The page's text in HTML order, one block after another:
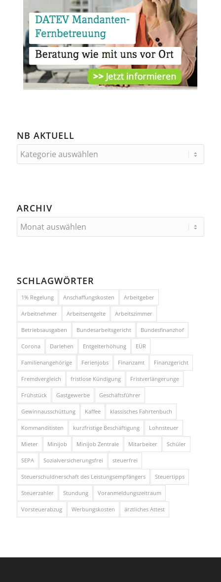
NB AKTUELL
ARCHIV
SCHLAGWÖRTER
1% Regelung Anschaffungskosten Arbeitgeber
Arbeitnehmer Arbeitsentgelte Arbeitszimmer
Betriebsausgaben Bundesarbeitsgericht Bundesfinanzhof
Corona Darlehen Entgelterhöhung EÜR
Familienangehörige Ferienjobs Finanzamt Finanzgericht
Fremdvergleich fristlose Kündigung Fristverlängerunge
Frühstück Gastgewerbe Geschäftsführer
Gewinnausschüttung Kaffee klassisches Fahrtenbuch
Kommanditisten kurzfristige Beschäftigung Lohnsteuer
Mieter Minijob Minijob Zentrale Mitarbeiter Schüler
SEPA Sozialversicherungsfrei steuerfrei
Steuerschuldnerschaft des Leistungsempfängers Steuertipps
Steuerzahler Stundung Voranmeldungszeitraum
Vorsteuerabzug Werbungskosten ärztliches Attest